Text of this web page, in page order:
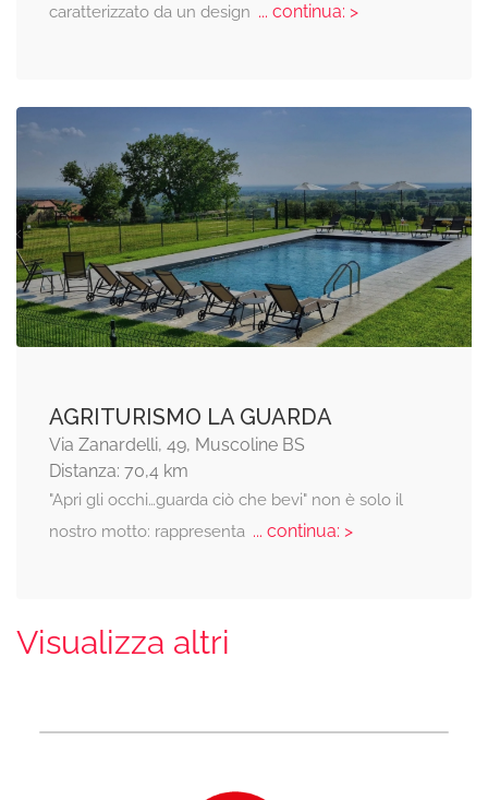
caratterizzato da un design ... continua: >
AGRITURISMO LA GUARDA
Via Zanardelli, 49, Muscoline BS
Distanza: 70,4 km
"Apri gli occhi…guarda ciò che bevi" non è solo il
nostro motto: rappresenta... continua: >
Visualizza altri